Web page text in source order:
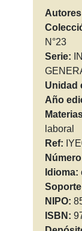
N°23
Serie:
Unidad
Año
laboral
Ref:
Idioma:
NIPO:
ISBN: